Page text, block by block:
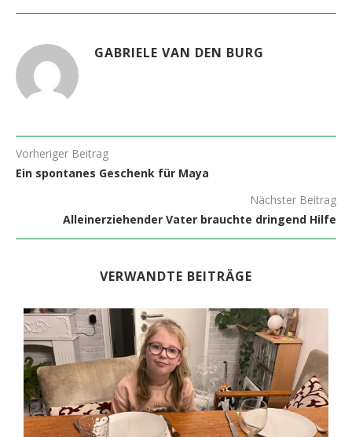
GABRIELE VAN DEN BURG
Vorheriger Beitrag
Ein spontanes Geschenk für Maya
Nächster Beitrag
Alleinerziehender Vater brauchte dringend Hilfe
VERWANDTE BEITRÄGE